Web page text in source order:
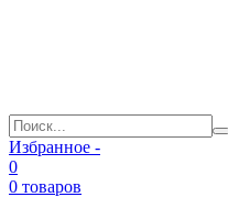
Избранное -
0
0 товаров